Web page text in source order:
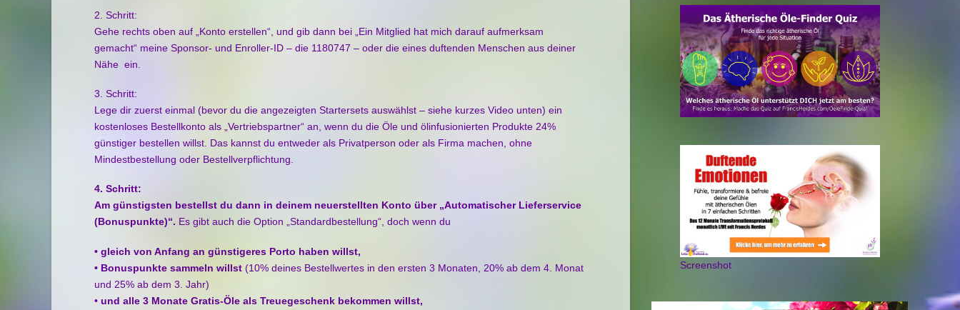
2. Schritt:
Gehe rechts oben auf „Konto erstellen“, und gib dann bei „Ein Mitglied hat mich darauf aufmerksam
gemacht“ meine Sponsor- und Enroller-ID – die 1180747 – oder die eines duftenden Menschen aus deiner
Nähe ein.
3. Schritt:
Lege dir zuerst einmal (bevor du die angezeigten Startersets auswählst – siehe kurzes Video unten) ein
kostenloses Bestellkonto als „Vertriebspartner“ an, wenn du die Öle und ölinfusionierten Produkte 24%
günstiger bestellen willst. Das kannst du entweder als Privatperson oder als Firma machen, ohne
Mindestbestellung oder Bestellverpflichtung.
4. Schritt:
Am günstigsten bestellst du dann in deinem neuerstellten Konto über „Automatischer Lieferservice
(Bonuspunkte)“. Es gibt auch die Option „Standardbestellung“, doch wenn du
• gleich von Anfang an günstigeres Porto haben willst,
• Bonuspunkte sammeln willst (10% deines Bestellwertes in den ersten 3 Monaten, 20% ab dem 4. Monat
und 25% ab dem 3. Jahr)
• und alle 3 Monate Gratis-Öle als Treuegeschenk bekommen willst,
Screenshot